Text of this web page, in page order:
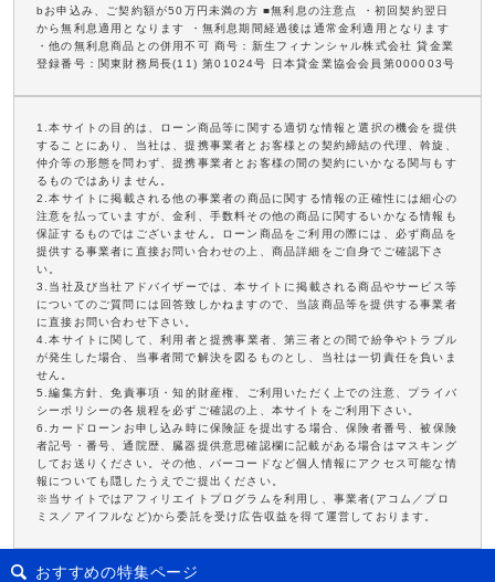
bお申込み、ご契約額が50万円未満の方 ■無利息の注意点 ・初回契約翌日
から無利息適用となります ・無利息期間経過後は通常金利適用となります
・他の無利息商品との併用不可 商号：新生フィナンシャル株式会社 貸金業
登録番号：関東財務局長(11) 第01024号 日本貸金業協会会員第000003号
1.本サイトの目的は、ローン商品等に関する適切な情報と選択の機会を提供
することにあり、当社は、提携事業者とお客様との契約締結の代理、斡旋、
仲介等の形態を問わず、提携事業者とお客様の間の契約にいかなる関与もす
るものではありません。
2.本サイトに掲載される他の事業者の商品に関する情報の正確性には細心の
注意を払っていますが、金利、手数料その他の商品に関するいかなる情報も
保証するものではございません。ローン商品をご利用の際には、必ず商品を
提供する事業者に直接お問い合わせの上、商品詳細をご自身でご確認下さ
い。
3.当社及び当社アドバイザーでは、本サイトに掲載される商品やサービス等
についてのご質問には回答致しかねますので、当該商品等を提供する事業者
に直接お問い合わせ下さい。
4.本サイトに関して、利用者と提携事業者、第三者との間で紛争やトラブル
が発生した場合、当事者間で解決を図るものとし、当社は一切責任を負いま
せん。
5.編集方針、免責事項・知的財産権、ご利用いただく上での注意、プライバ
シーポリシーの各規程を必ずご確認の上、本サイトをご利用下さい。
6.カードローンお申し込み時に保険証を提出する場合、保険者番号、被保険
者記号・番号、通院歴、臓器提供意思確認欄に記載がある場合はマスキング
してお送りください。その他、バーコードなど個人情報にアクセス可能な情
報についても隠したうえでご提出ください。
※当サイトではアフィリエイトプログラムを利用し、事業者(アコム／プロ
ミス／アイフルなど)から委託を受け広告収益を得て運営しております。
おすすめの特集ページ